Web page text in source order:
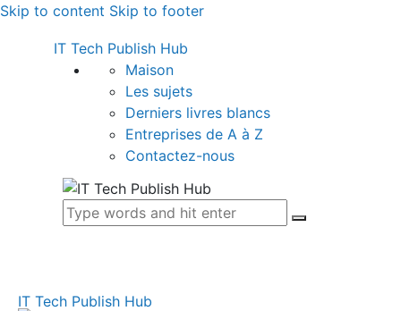
Skip to content Skip to footer
IT Tech Publish Hub
Maison
Les sujets
Derniers livres blancs
Entreprises de A à Z
Contactez-nous
IT Tech Publish Hub